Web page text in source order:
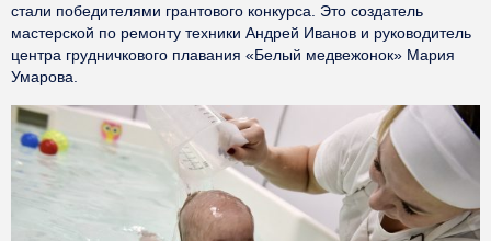
стали победителями грантового конкурса. Это создатель
мастерской по ремонту техники Андрей Иванов и руководитель
центра грудничкового плавания «Белый медвежонок» Мария
Умарова.